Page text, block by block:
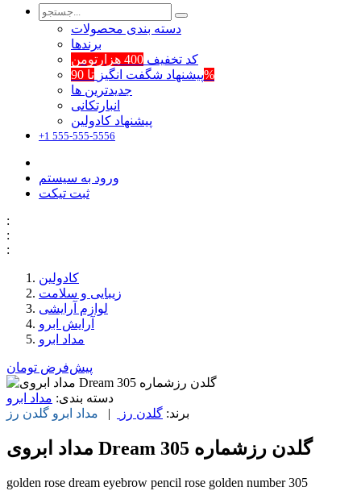
دسته بندی محصولات
برند‌ها
کد تخفیف 400 هزارتومن
پیشنهاد شگفت انگیزتا 90%
جدیدترین ها
انبارتکانی
پیشنهاد کادولین
+1 555-555-5556
ورود به سیستم
ثبت تیکت
:
:
:
کادولین
زیبایی و سلامت
لوازم آرایشی
آرایش ابرو
مداد ابرو
پیش‌فرض تومان
دسته بندی: مداد ابرو
برند: گلدن رز | مداد ابرو گلدن رز
مداد ابروی Dream گلدن رزشماره 305
golden rose dream eyebrow pencil rose golden number 305